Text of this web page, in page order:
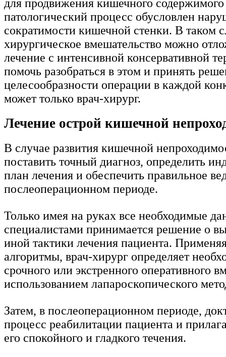
для продвижения кишечного содержимого
патологический процесс обусловлен
сократимости кишечной стенки. В таком
хирургическое вмешательство можно
лечение с интенсивной консервативной
помочь разобраться в этом и принять
целесообразности операции в каждой
может только врач-хирург.
Лечение острой кишечной
В случае развития кишечной
поставить точный диагноз, определить
план лечения и обеспечить правильное
послеоперационном периоде.
Только имея на руках все необходимые
специалистами принимается решение о
иной тактики лечения пациента.
алгоритмы, врач-хирург определяет
срочного или экстренного оперативного
использованием лапароскопического
Затем, в послеоперационном периоде,
процесс реабилитации пациента и
его спокойного и гладкого течения.